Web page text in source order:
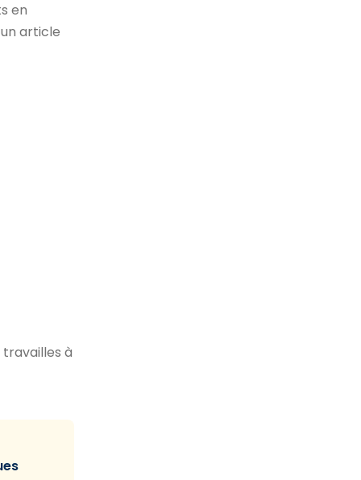
en
article
à